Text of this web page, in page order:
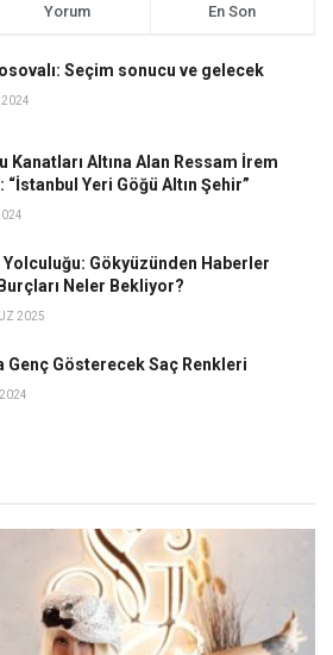
Yorum En Son
Seçim sonucu ve gelecek
2024
Kanatları Altına Alan Ressam İrem
“İstanbul Yeri Göğü Altın Şehir”
Gökyüzünden Haberler
Neler Bekliyor?
2025
Genç Gösterecek Saç Renkleri